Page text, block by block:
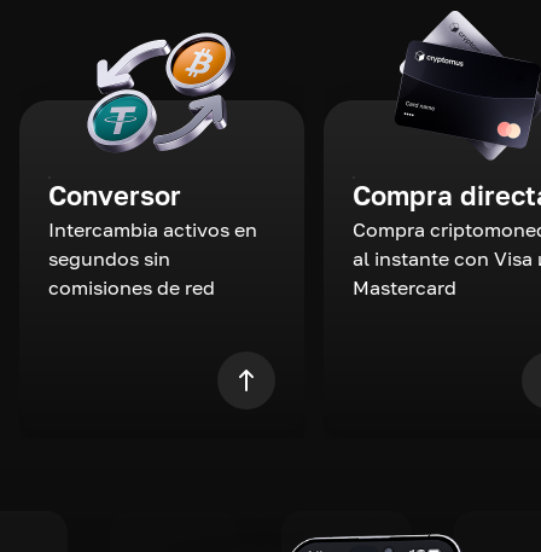
Conversor
Intercambia activos en
segundos sin
comisiones de red
Compra
Compra
al instante con Visa
Mastercard